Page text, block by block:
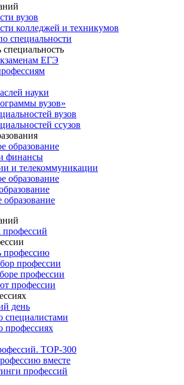
вузов
колледжей и техникумов
специальности
ЕГЭ
науки
вузов»
вузов
ссузов
образование
финансы
и телекоммуникации
образование
образование
профессию
профессии
профессии
профессии
день
специалистами
профессиях
TOP-300
вместе
профессий